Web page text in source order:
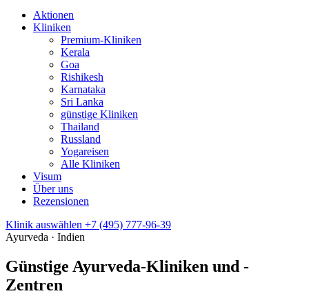
Aktionen
Kliniken
Premium-Kliniken
Kerala
Goa
Rishikesh
Karnataka
Sri Lanka
günstige Kliniken
Thailand
Russland
Yogareisen
Alle Kliniken
Visum
Über uns
Rezensionen
Klinik auswählen +7 (495) 777-96-39
Ayurveda · Indien
Günstige Ayurveda-Kliniken und -
Zentren